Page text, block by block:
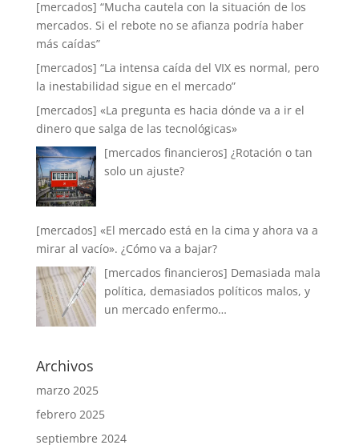
[mercados] “Mucha cautela con la situación de los
mercados. Si el rebote no se afianza podría haber
más caídas”
[mercados] “La intensa caída del VIX es normal, pero
la inestabilidad sigue en el mercado”
[mercados] «La pregunta es hacia dónde va a ir el
dinero que salga de las tecnológicas»
[mercados financieros] ¿Rotación o tan
solo un ajuste?
[mercados] «El mercado está en la cima y ahora va a
mirar al vacío». ¿Cómo va a bajar?
[mercados financieros] Demasiada mala
política, demasiados políticos malos, y
un mercado enfermo…
Archivos
marzo 2025
febrero 2025
septiembre 2024